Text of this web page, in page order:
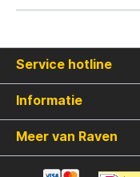
Service hotline
Informatie
Meer van Raven